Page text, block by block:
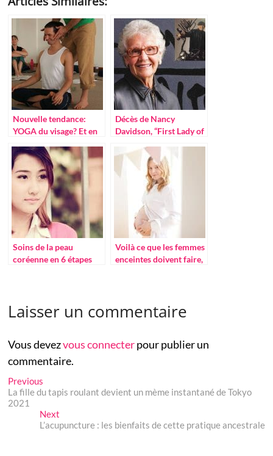
Nouvelle tendance:
YOGA du visage? Et en
Décès de Nancy
Davidson, “First Lady of
Soins de la peau
coréenne en 6 étapes
Voilà ce que les femmes
enceintes doivent faire,
Laisser un commentaire
Vous devezvous connecterpour publier un
commentaire.
Navigation
de
l’article
Previous
post:
La fille du tapis roulant devient un mème instantané de Tokyo
2021
NextNext
post:
L’acupuncture : les bienfaits de cette pratique ancestrale